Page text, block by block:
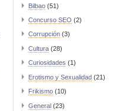
Bilbao (51)
Concurso SEO (2)
Corrupción (3)
Cultura (28)
Curiosidades (1)
Erotismo y Sexualidad (21)
Frikismo (10)
General (23)